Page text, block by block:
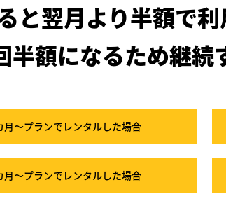
と翌月より半額で利
半額になるため継続
月～プランでレンタルした場合
月～プランでレンタルした場合